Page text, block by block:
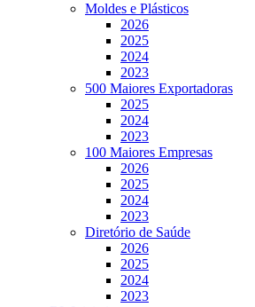
Moldes e Plásticos
2026
2025
2024
2023
500 Maiores Exportadoras
2025
2024
2023
100 Maiores Empresas
2026
2025
2024
2023
Diretório de Saúde
2026
2025
2024
2023